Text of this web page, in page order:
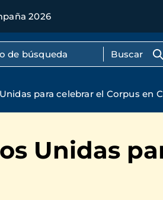
2026
completo
para celebrar el Corpus en
Unidas